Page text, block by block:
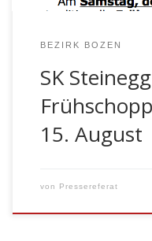
BEZIRK BOZEN
SK
15. August
von Pressereferat